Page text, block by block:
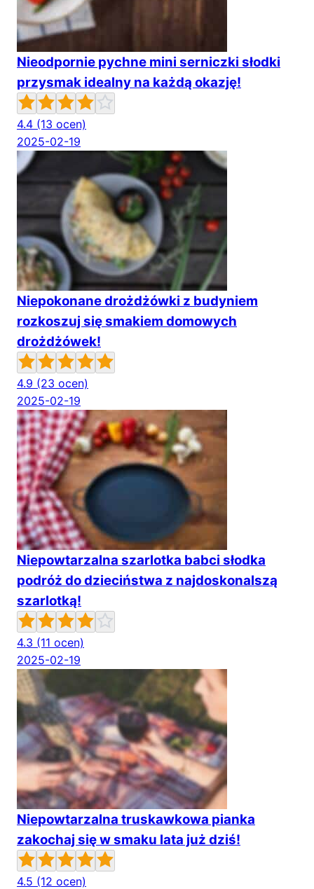
Nieodpornie pychne mini serniczki słodki
przysmak idealny na każdą okazję!
4.4 (13 ocen)
2025-02-19
Niepokonane drożdżówki z budyniem
rozkoszuj się smakiem domowych
drożdżówek!
4.9 (23 ocen)
2025-02-19
Niepowtarzalna szarlotka babci słodka
podróż do dzieciństwa z najdoskonalszą
szarlotką!
4.3 (11 ocen)
2025-02-19
Niepowtarzalna truskawkowa pianka
zakochaj się w smaku lata już dziś!
4.5 (12 ocen)